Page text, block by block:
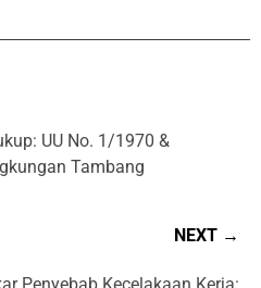
UU No. 1/1970 &
Tambang
NEXT →
Penyebab Kecelakaan Kerja: